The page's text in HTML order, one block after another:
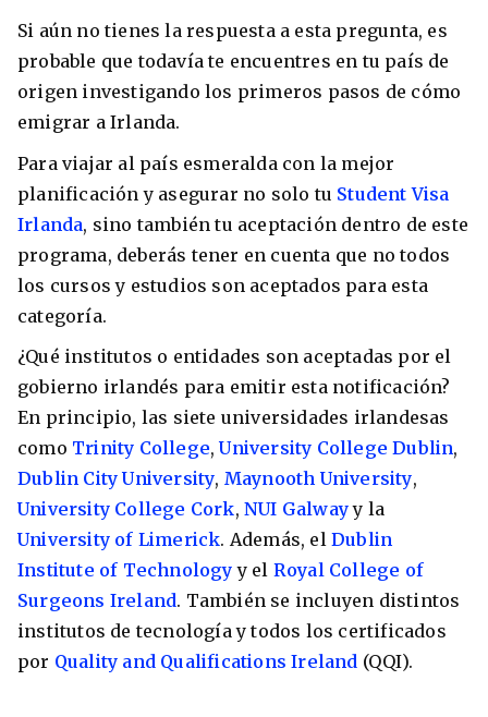
Si aún no tienes la respuesta a esta pregunta, es
probable que todavía te encuentres en tu país de
origen investigando los primeros pasos de cómo
emigrar a Irlanda.
Para viajar al país esmeralda con la mejor
planificación y asegurar no solo tu Student Visa
Irlanda, sino también tu aceptación dentro de este
programa, deberás tener en cuenta que no todos
los cursos y estudios son aceptados para esta
categoría.
¿Qué institutos o entidades son aceptadas por el
gobierno irlandés para emitir esta notificación?
En principio, las siete universidades irlandesas
como Trinity College,University College Dublin,
Dublin City University, Maynooth University,
University College Cork,NUI Galwayy la
University of Limerick. Además, elDublin
Institute of Technology y el Royal College of
Surgeons Ireland. También se incluyen distintos
institutos de tecnología y todos los certificados
por Quality and Qualifications Ireland (QQI).